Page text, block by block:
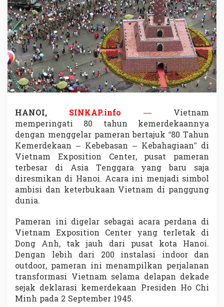
h
u
n
K
m
e
r
d
e
k
a
n
d
e
n
g
a
n
P
a
r
a
n
d
i
u
s
a
t
HANOI, SINKAP.info —Vietnam
memperingati 80 tahun kemerdekaannya
dengan menggelar pameran bertajuk “80 Tahun
Kemerdekaan – Kebebasan – Kebahagiaan” di
Vietnam Exposition Center, pusat pameran
terbesar di Asia Tenggara yang baru saja
diresmikan di Hanoi. Acara ini menjadi simbol
ambisi dan keterbukaan Vietnam di panggung
dunia.
Pameran ini digelar sebagai acara perdana di
Vietnam Exposition Center yang terletak di
Dong Anh, tak jauh dari pusat kota Hanoi.
Dengan lebih dari 200 instalasi indoor dan
outdoor, pameran ini menampilkan perjalanan
transformasi Vietnam selama delapan dekade
sejak deklarasi kemerdekaan Presiden Ho Chi
Minh pada 2 September 1945.